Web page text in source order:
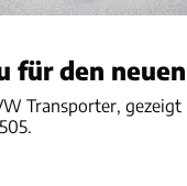
für den
Transporter,